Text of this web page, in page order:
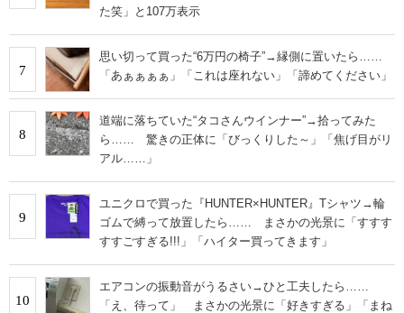
た笑」と107万表示
7
思い切って買った“6万円の椅子”→縁側に置いたら……
「あぁぁぁぁ」「これは座れない」「諦めてください」
8
道端に落ちていた“タコさんウインナー”→拾ってみた
ら…… 驚きの正体に「びっくりした～」「焦げ目がリ
アル……」
9
ユニクロで買った『HUNTER×HUNTER』Tシャツ→輪
ゴムで縛って放置したら…… まさかの光景に「すすす
すすごすぎる!!!」「ハイター買ってきます」
10
エアコンの振動音がうるさい→ひと工夫したら……
「え、待って」 まさかの光景に「好きすぎる」「まね